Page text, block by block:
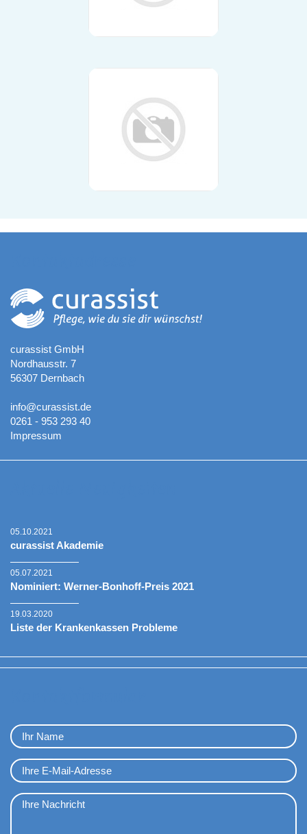
curassist GmbH
Nordhausstr. 7
56307 Dernbach
info@curassist.de
0261 - 953 293 40
Impressum
05.10.2021
curassist Akademie
05.07.2021
Nominiert: Werner-Bonhoff-Preis 2021
19.03.2020
Liste der Krankenkassen Probleme